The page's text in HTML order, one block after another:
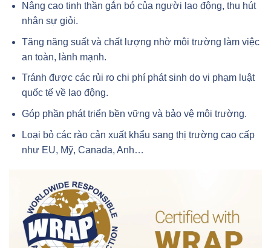
Nâng cao tinh thần gắn bó của người lao động, thu hút
nhân sự giỏi.
Tăng năng suất và chất lượng nhờ môi trường làm việc
an toàn, lành mạnh.
Tránh được các rủi ro chi phí phát sinh do vi phạm luật
quốc tế về lao động.
Góp phần phát triển bền vững và bảo vệ môi trường.
Loại bỏ các rào cản xuất khẩu sang thị trường cao cấp
như EU, Mỹ, Canada, Anh…